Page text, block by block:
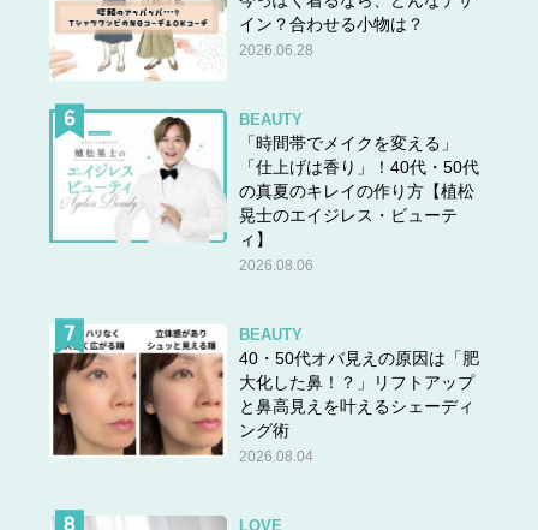
イン？合わせる小物は？
2026.06.28
BEAUTY
「時間帯でメイクを変える」
「仕上げは香り」！40代・50代
の真夏のキレイの作り方【植松
晃士のエイジレス・ビューテ
ィ】
2026.08.06
BEAUTY
40・50代オバ見えの原因は「肥
大化した鼻！？」リフトアップ
と鼻高見えを叶えるシェーディ
ング術
2026.08.04
LOVE